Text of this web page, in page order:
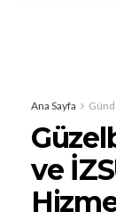
Ana Sayfa
ve